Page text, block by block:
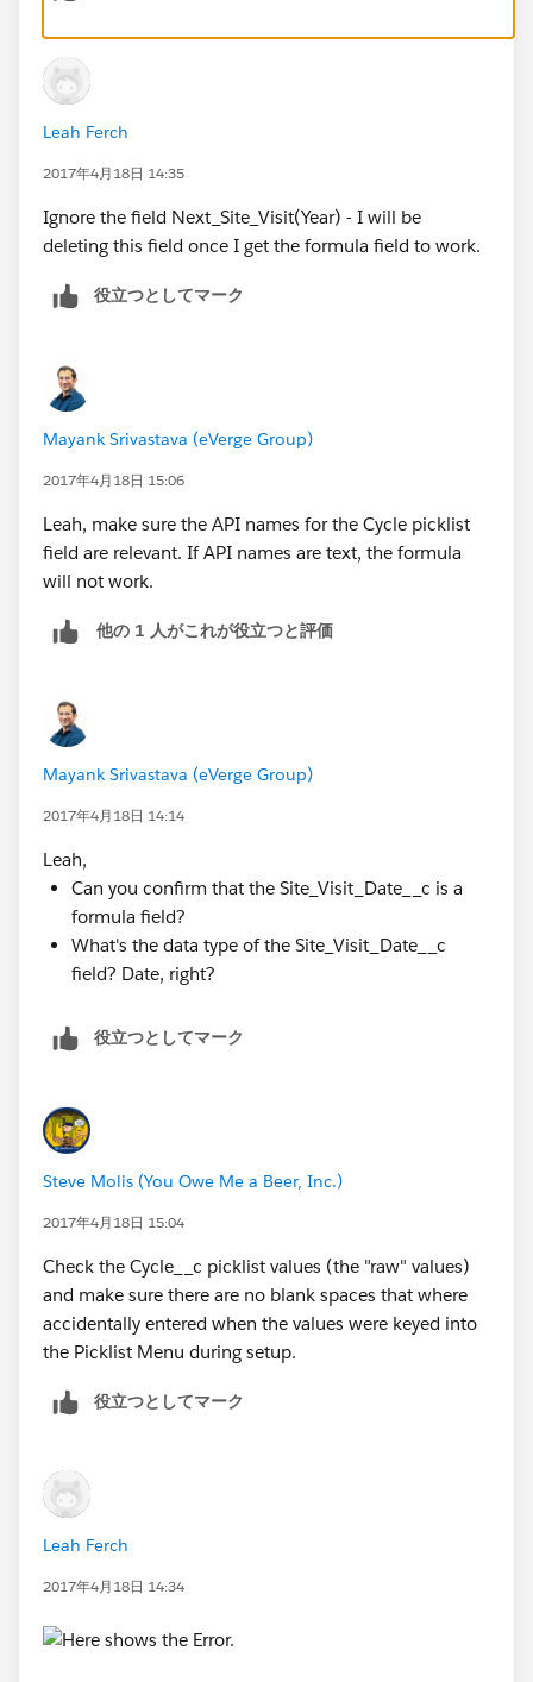
the new picklist additions.
Leah Ferch
2017年4月18日 14:35
Ignore the field Next_Site_Visit(Year) - I will be
deleting this field once I get the formula field to work.
役立つとしてマーク
Mayank Srivastava (eVerge Group)
2017年4月18日 15:06
Leah, make sure the API names for the Cycle picklist
field are relevant. If API names are text, the formula
will not work.
他の 1 人がこれが役立つと評価
Mayank Srivastava (eVerge Group)
2017年4月18日 14:14
Leah,
Can you confirm that the Site_Visit_Date__c is a
formula field?
What's the data type of the Site_Visit_Date__c
field? Date, right?
役立つとしてマーク
Steve Molis (You Owe Me a Beer, Inc.)
2017年4月18日 15:04
Check the Cycle__c picklist values (the "raw" values)
and make sure there are no blank spaces that where
accidentally entered when the values were keyed into
the Picklist Menu during setup.
役立つとしてマーク
Leah Ferch
2017年4月18日 14:34